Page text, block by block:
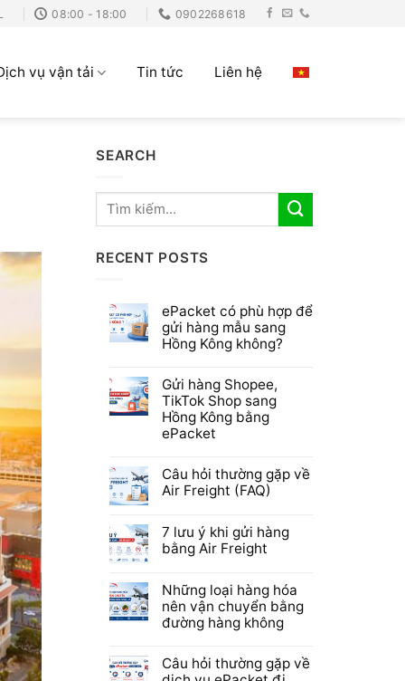
08:00 - 18:00 0902268618
vụ vận tải Tin tức Liên hệ
SEARCH
RECENT POSTS
ePacket có phù hợp để
gửi hàng mẫu sang
Hồng Kông không?
Gửi hàng Shopee,
TikTok Shop sang
Hồng Kông bằng
ePacket
Câu hỏi thường gặp về
Air Freight (FAQ)
7 lưu ý khi gửi hàng
bằng Air Freight
Những loại hàng hóa
nên vận chuyển bằng
đường hàng không
Câu hỏi thường gặp về